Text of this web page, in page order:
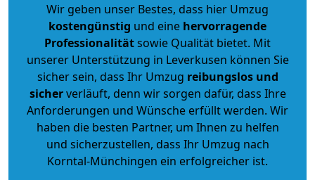
Wir geben unser Bestes, dass hier Umzug
kostengünstig und eine hervorragende
Professionalitätsowie Qualität bietet. Mit
unserer Unterstützung in Leverkusen können Sie
sicher sein, dass Ihr Umzug reibungslos und
sicherverläuft, denn wir sorgen dafür, dass Ihre
Anforderungen und Wünsche erfüllt werden. Wir
haben die besten Partner, um Ihnen zu helfen
und sicherzustellen, dass Ihr Umzug nach
Korntal-Münchingen ein erfolgreicher ist.